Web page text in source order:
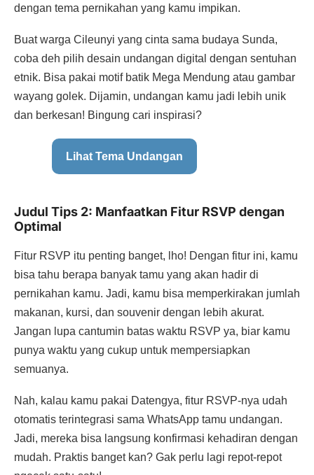
dengan tema pernikahan yang kamu impikan.
Buat warga Cileunyi yang cinta sama budaya Sunda,
coba deh pilih desain undangan digital dengan sentuhan
etnik. Bisa pakai motif batik Mega Mendung atau gambar
wayang golek. Dijamin, undangan kamu jadi lebih unik
dan berkesan! Bingung cari inspirasi?
Lihat Tema Undangan
Judul Tips 2: Manfaatkan Fitur RSVP dengan
Optimal
Fitur RSVP itu penting banget, lho! Dengan fitur ini, kamu
bisa tahu berapa banyak tamu yang akan hadir di
pernikahan kamu. Jadi, kamu bisa memperkirakan jumlah
makanan, kursi, dan souvenir dengan lebih akurat.
Jangan lupa cantumin batas waktu RSVP ya, biar kamu
punya waktu yang cukup untuk mempersiapkan
semuanya.
Nah, kalau kamu pakai Datengya, fitur RSVP-nya udah
otomatis terintegrasi sama WhatsApp tamu undangan.
Jadi, mereka bisa langsung konfirmasi kehadiran dengan
mudah. Praktis banget kan? Gak perlu lagi repot-repot